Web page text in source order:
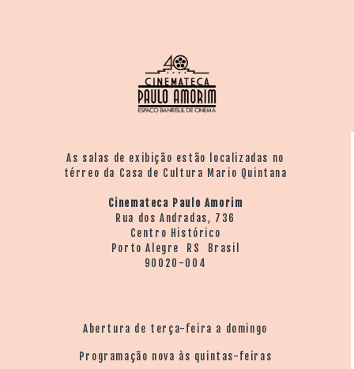
As salas de exibição estão localizadas no
térreo da Casa de Cultura Mario Quintana
Cinemateca Paulo Amorim
Rua dos Andradas, 736
Centro Histórico
Porto Alegre RS Brasil
90020-004
Abertura de terça-feira a domingo
Programação nova às quintas-feiras